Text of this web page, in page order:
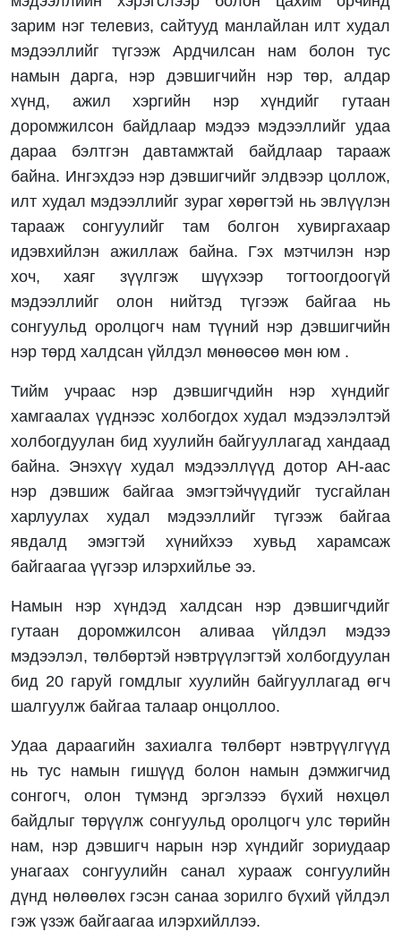
зарим нэг телевиз, сайтууд манлайлан илт худал
мэдээллийг түгээж Ардчилсан нам болон тус
намын дарга, нэр дэвшигчийн нэр төр, алдар
хүнд, ажил хэргийн нэр хүндийг гутаан
доромжилсон байдлаар мэдээ мэдээллийг удаа
дараа бэлтгэн давтамжтай байдлаар тарааж
байна. Ингэхдээ нэр дэвшигчийг элдвээр цоллож,
илт худал мэдээллийг зураг хөрөгтэй нь эвлүүлэн
тарааж сонгуулийг там болгон хувиргахаар
идэвхийлэн ажиллаж байна. Гэх мэтчилэн нэр
хоч, хаяг зүүлгэж шүүхээр тогтоогдоогүй
мэдээллийг олон нийтэд түгээж байгаа нь
сонгуульд оролцогч нам түүний нэр дэвшигчийн
нэр төрд халдсан үйлдэл мөнөөсөө мөн юм .
Тийм учраас нэр дэвшигчдийн нэр хүндийг
хамгаалах үүднээс холбогдох худал мэдээлэлтэй
холбогдуулан бид хуулийн байгууллагад хандаад
байна. Энэхүү худал мэдээллүүд дотор АН-аас
нэр дэвшиж байгаа эмэгтэйчүүдийг тусгайлан
харлуулах худал мэдээллийг түгээж байгаа
явдалд эмэгтэй хүнийхээ хувьд харамсаж
байгаагаа үүгээр илэрхийлье ээ.
Намын нэр хүндэд халдсан нэр дэвшигчдийг
гутаан доромжилсон аливаа үйлдэл мэдээ
мэдээлэл, төлбөртэй нэвтрүүлэгтэй холбогдуулан
бид 20 гаруй гомдлыг хуулийн байгууллагад өгч
шалгуулж байгаа талаар онцоллоо.
Удаа дараагийн захиалга төлбөрт нэвтрүүлгүүд
нь тус намын гишүүд болон намын дэмжигчид
сонгогч, олон түмэнд эргэлзээ бүхий нөхцөл
байдлыг төрүүлж сонгуульд оролцогч улс төрийн
нам, нэр дэвшигч нарын нэр хүндийг зориудаар
унагаах сонгуулийн санал хурааж сонгуулийн
дүнд нөлөөлөх гэсэн санаа зорилго бүхий үйлдэл
гэж үзэж байгаагаа илэрхийллээ.